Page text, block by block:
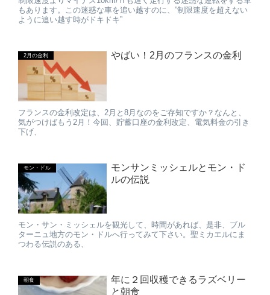
もあります。この迷惑な車を追い越すのに、”制限速度を超えない
ように追い越す時がドキドキ”
2月の金利 やばい！2月のフランスの金利
フランスの金利改定は、2月と8月なのをご存知ですか？なんと、
気がつけばもう2月！今回、貯蓄口座の金利改定、電気料金の引き
下げ、
モン・ドル
モンサンミッシェルとモン・ド
ルの伝説
モン・サン・ミッシェルを観光して、時間があれば、是非、ブル
ターニュ地方のモン・ドルへ行ってみて下さい。聖ミカエルにま
つわる伝説のある、
朝食
年に２回収穫できるラズベリー
と朝食